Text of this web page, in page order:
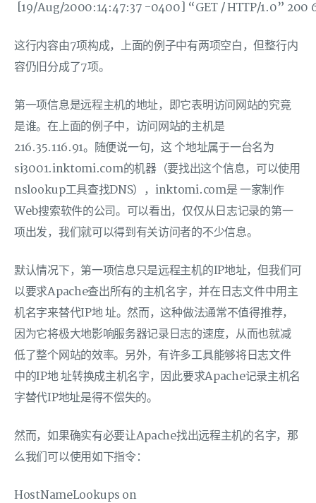
[19/Aug/2000:14:47:37 -0400] “GET / HTTP/1.0” 200
这行内容由7项构成，上面的例子中有两项空白，但整行内
容仍旧分成了7项。
第一项信息是远程主机的地址，即它表明访问网站的究竟
是谁。在上面的例子中，访问网站的主机是
216.35.116.91。随便说一句，这 个地址属于一台名为
si3001.inktomi.com的机器（要找出这个信息，可以使用
nslookup工具查找DNS），inktomi.com是 一家制作
Web搜索软件的公司。可以看出，仅仅从日志记录的第一
项出发，我们就可以得到有关访问者的不少信息。
默认情况下，第一项信息只是远程主机的IP地址，但我们可
以要求Apache查出所有的主机名字，并在日志文件中用主
机名字来替代IP地 址。然而，这种做法通常不值得推荐，
因为它将极大地影响服务器记录日志的速度，从而也就减
低了整个网站的效率。另外，有许多工具能够将日志文件
中的IP地 址转换成主机名字，因此要求Apache记录主机名
字替代IP地址是得不偿失的。
然而，如果确实有必要让Apache找出远程主机的名字，那
么我们可以使用如下指令：
HostNameLookups on